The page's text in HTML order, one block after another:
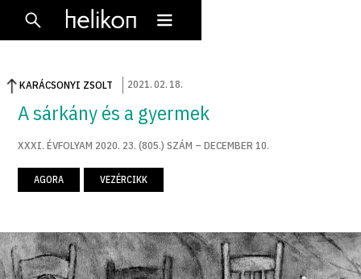
KARÁCSONYI ZSOLT 2021.02. 18.
A sárkány és a gyermek
XXXI. ÉVFOLYAM 2020. 23. (805.) SZÁM – DECEMBER 10.
AGORA VEZÉRCIKK